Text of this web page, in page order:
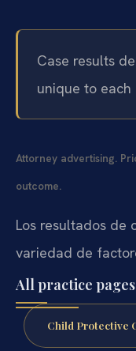
Case results
unique to each
Attorney advertising.
outcome.
Los resultados de
variedad de
All practice pages
Child Protective